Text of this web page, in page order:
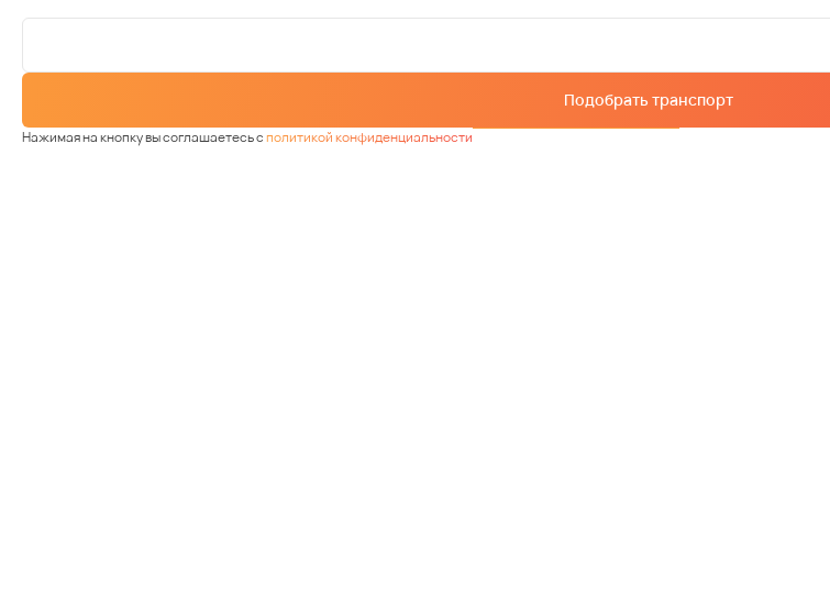
Подобрать транспорт
Нажимая на кнопку вы соглашаетесь сполитикой конфиденциальности